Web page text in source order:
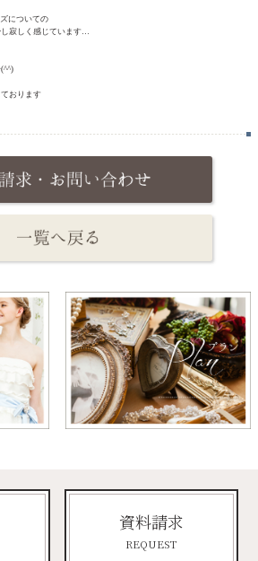
についての
寂しく感じています…
おります
資料請求
REQUEST